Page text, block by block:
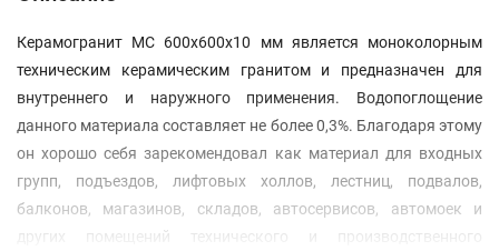
Керамогранит МС 600x600x10 мм является моноколорным
техническим керамическим гранитом и предназначен для
внутреннего и наружного применения. Водопоглощение
данного материала составляет не более 0,3%. Благодаря этому
он хорошо себя зарекомендовал как материал для входных
групп, подъездов, лифтовых холлов, лестниц, подвалов,
балконов, магазинов, складов, автосервисов, автомоек и
других помещений технического и производственного